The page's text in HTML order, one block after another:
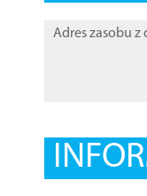
Adres zasobu z